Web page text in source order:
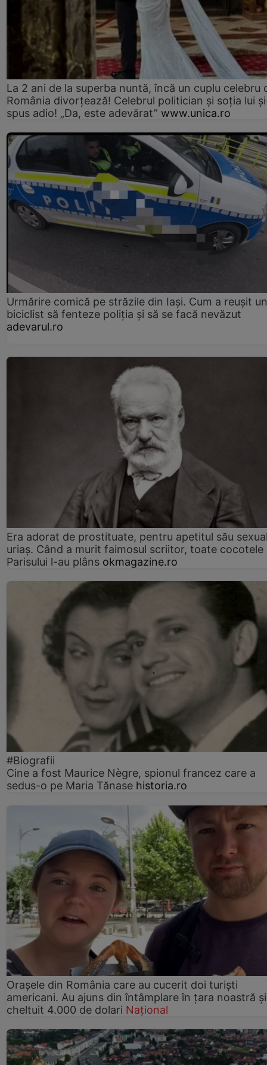
La 2 ani de la superba nuntă, încă un cuplu celebru
România divorțează! Celebrul politician și soția lui
spus adio! „Da, este adevărat” www.unica.ro
Urmărire comică pe străzile din Iași. Cum a reușit un
biciclist să fenteze poliția și să se facă nevăzut
adevarul.ro
Era adorat de prostituate, pentru apetitul său
uriaș. Când a murit faimosul scriitor, toate cocotele
Parisului l-au plâns okmagazine.ro
#Biografii
Cine a fost Maurice Nègre, spionul francez care a
sedus-o pe Maria Tănase historia.ro
Orașele din România care au cucerit doi turiști
americani. Au ajuns din întâmplare în țara noastră
cheltuit 4.000 de dolari Național